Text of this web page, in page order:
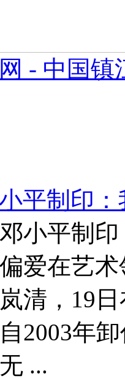
- 中国
平制印
邓小平制
在艺术
清，19
2003年
...